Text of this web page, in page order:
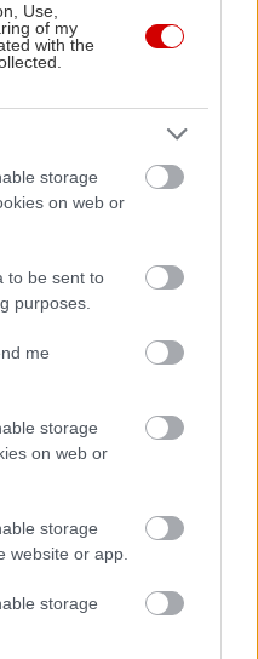
Use,
of my
with the
storage
on web or
to be sent to
purposes.
me
storage
on web or
storage
website or app.
storage